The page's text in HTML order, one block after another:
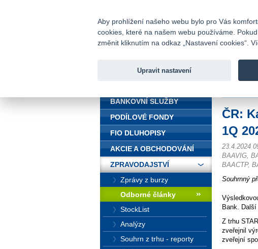
Fio banka
ČR:
1Q
23.4.2024
BAAVIG,
BAACTP,
Souhrnný
Bank.
Z trhu
zveřejnil
zveřejní
BANKOVNÍ SLUŽBY
PODÍLOVÉ FONDY
FIO DLUHOPISY
AKCIE A OBCHODOVÁNÍ
ZPRAVODAJSTVÍ
Zprávy z burzy
Odborné články
StockList
Analýzy
Souhrn z trhu - reporty
Aby prohlížení našeho webu bylo pro Vás
cookies, které na našem webu používáme.
změnit kliknutím na odkaz „Nastavení cookies“.
Upravit nastavení